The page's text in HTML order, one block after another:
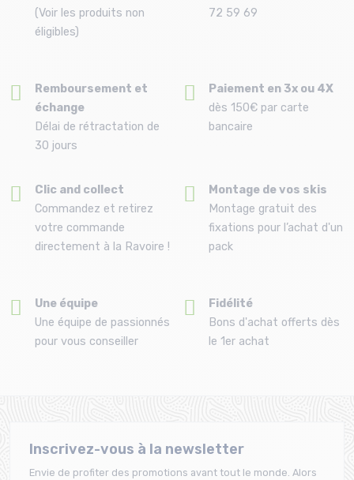
(Voir les produits non
éligibles)
72 59 69
Remboursement et
échange
Délai de rétractation de
30 jours
Paiement en 3x ou 4X
dès 150€ par carte
bancaire
Clic and collect
Commandez et retirez
votre commande
directement à la Ravoire !
Montage de vos skis
Montage gratuit des
fixations pour l’achat d'un
pack
Une équipe
Une équipe de passionnés
pour vous conseiller
Fidélité
Bons d'achat offerts dès
le 1er achat
Inscrivez-vous à la newsletter
Envie de profiter des promotions avant tout le monde. Alors